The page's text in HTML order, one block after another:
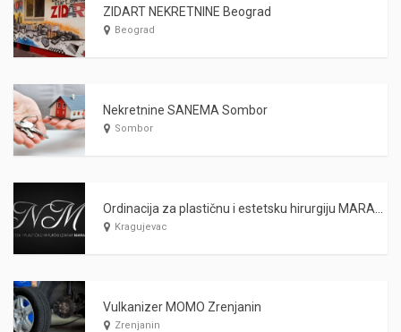
ZIDART NEKRETNINE Beograd
Beograd
Nekretnine SANEMA Sombor
Sombor
Kragujevac
Vulkanizer MOMO Zrenjanin
Zrenjanin